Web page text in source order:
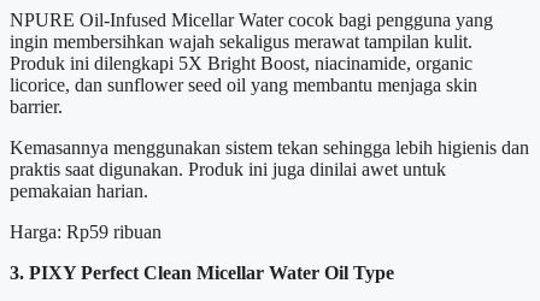
NPURE Oil-Infused Micellar Water cocok bagi pengguna yang
ingin membersihkan wajah sekaligus merawat tampilan kulit.
Produk ini dilengkapi 5X Bright Boost, niacinamide, organic
licorice, dan sunflower seed oil yang membantu menjaga skin
barrier.
Kemasannya menggunakan sistem tekan sehingga lebih higienis dan
praktis saat digunakan. Produk ini juga dinilai awet untuk
pemakaian harian.
Harga: Rp59 ribuan
3. PIXY Perfect Clean Micellar Water Oil Type